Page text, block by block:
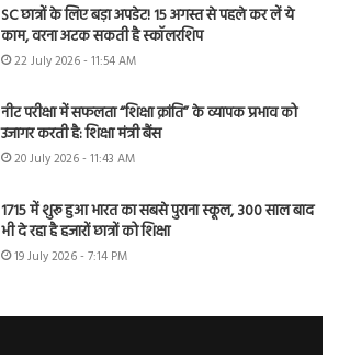
SC छात्रों के लिए बड़ा अपडेट! 15 अगस्त से पहले कर लें ये
काम, वरना अटक सकती है स्कॉलरशिप
22 July 2026 - 11:54 AM
नीट परीक्षा में सफलता “शिक्षा क्रांति” के व्यापक प्रभाव को
उजागर करती है: शिक्षा मंत्री बैंस
20 July 2026 - 11:43 AM
1715 में शुरू हुआ भारत का सबसे पुराना स्कूल, 300 साल बाद
भी दे रहा है हजारों छात्रों को शिक्षा
19 July 2026 - 7:14 PM